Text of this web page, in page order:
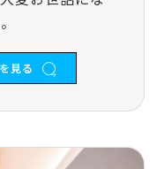
を見る